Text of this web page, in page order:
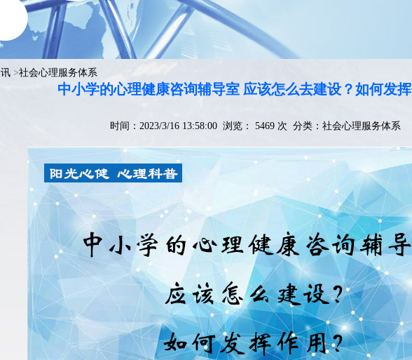
>社会心理服务体系
中小学的心理健康咨询辅导室 应该怎么去建设？如何发
时间：2023/3/16 13:58:00 浏览： 5469 次 分类： 社会心理服务体系